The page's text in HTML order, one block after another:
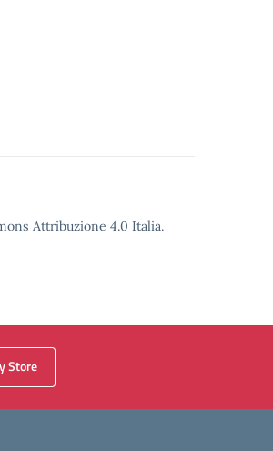
Attribuzione 4.0 Italia.
Store